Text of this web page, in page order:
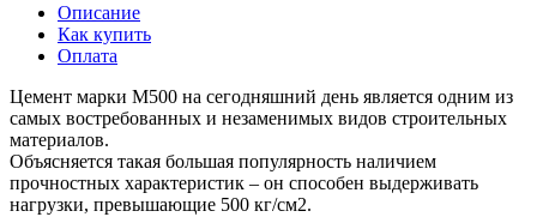
Описание
Как купить
Оплата
Цемент марки М500 на сегодняшний день является одним из
самых востребованных и незаменимых видов строительных
материалов.
Объясняется такая большая популярность наличием
прочностных характеристик – он способен выдерживать
нагрузки, превышающие 500 кг/см2.